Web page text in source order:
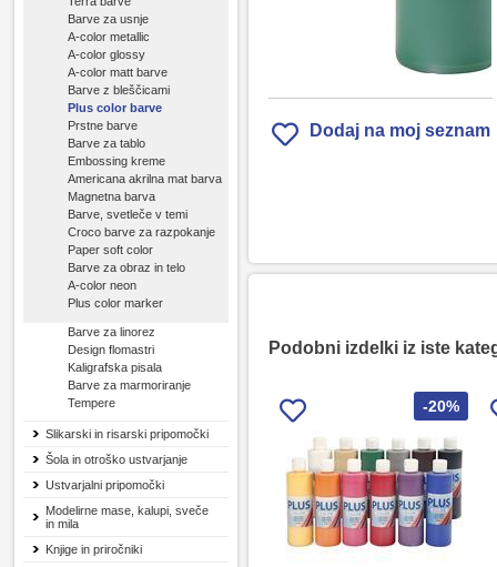
Barve za usnje
A-color metallic
A-color glossy
A-color matt barve
Barve z bleščicami
Plus color barve
Prstne barve
Barve za tablo
Embossing kreme
Americana akrilna mat barva
Magnetna barva
Barve, svetleče v temi
Croco barve za razpokanje
Paper soft color
Barve za obraz in telo
A-color neon
Plus color marker
Barve za linorez
Design flomastri
Kaligrafska pisala
Barve za marmoriranje
Tempere
Slikarski in risarski pripomočki
Šola in otroško ustvarjanje
Ustvarjalni pripomočki
Modelirne mase, kalupi, sveče
in mila
Knjige in priročniki
Dodaj na moj seznam
Podobni izdelki iz iste
-20%